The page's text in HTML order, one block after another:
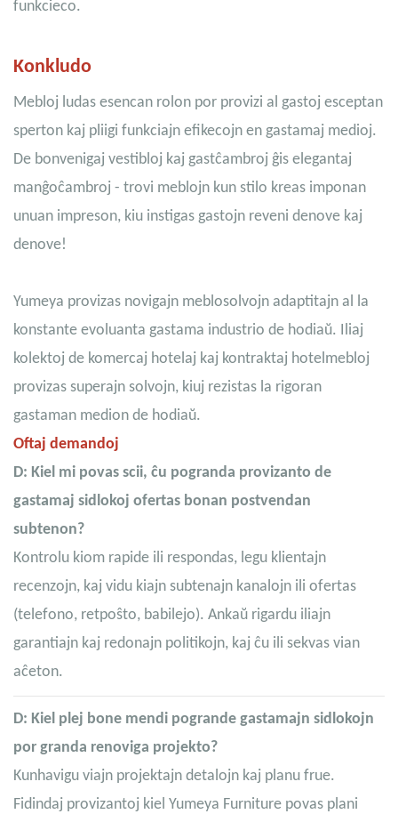
funkcieco.
Konkludo
Mebloj ludas esencan rolon por provizi al gastoj esceptan
sperton kaj pliigi funkciajn efikecojn en gastamaj medioj.
De bonvenigaj vestibloj kaj gastĉambroj ĝis elegantaj
manĝoĉambroj - trovi meblojn kun stilo kreas imponan
unuan impreson, kiu instigas gastojn reveni denove kaj
denove!
Yumeya provizas novigajn meblosolvojn adaptitajn al la
konstante evoluanta gastama industrio de hodiaŭ. Iliaj
kolektoj de komercaj hotelaj kaj kontraktaj hotelmebloj
provizas superajn solvojn, kiuj rezistas la rigoran
gastaman medion de hodiaŭ.
Oftaj demandoj
D: Kiel mi povas scii, ĉu pogranda provizanto de
gastamaj sidlokoj ofertas bonan postvendan
subtenon?
Kontrolu kiom rapide ili respondas, legu klientajn
recenzojn, kaj vidu kiajn subtenajn kanalojn ili ofertas
(telefono, retpoŝto, babilejo). Ankaŭ rigardu iliajn
garantiajn kaj redonajn politikojn, kaj ĉu ili sekvas vian
aĉeton.
D: Kiel plej bone mendi pogrande gastamajn sidlokojn
por granda renoviga projekto?
Kunhavigu viajn projektajn detalojn kaj planu frue.
Fidindaj provizantoj kiel Yumeya Furniture povas plani